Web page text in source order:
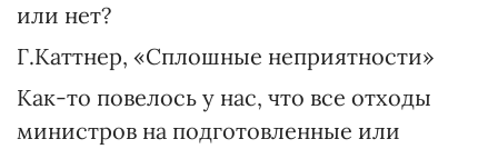
или нет?
Г.Каттнер, «Сплошные неприятности»
Как-то повелось у нас, что все отходы
министров на подготовленные или